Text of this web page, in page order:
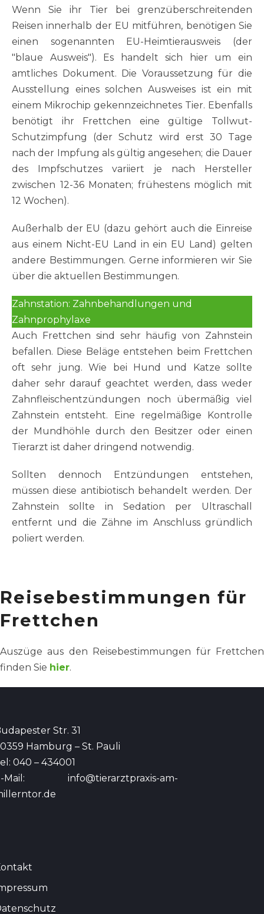
Wenn Sie ihr Tier bei grenzüberschreitenden
Reisen innerhalb der EU mitführen, benötigen Sie
einen sogenannten EU-Heimtierausweis (der
"blaue Ausweis"). Es handelt sich hier um ein
amtliches Dokument. Die Voraussetzung für die
Ausstellung eines solchen Ausweises ist ein mit
einem Mikrochip gekennzeichnetes Tier. Ebenfalls
benötigt ihr Frettchen eine gültige Tollwut-
Schutzimpfung (der Schutz wird erst 30 Tage
nach der Impfung als gültig angesehen; die Dauer
des Impfschutzes variiert je nach Hersteller
zwischen 12-36 Monaten; frühestens möglich mit
12 Wochen).
Außerhalb der EU (dazu gehört auch die Einreise
aus einem Nicht-EU Land in ein EU Land) gelten
andere Bestimmungen. Gerne informieren wir Sie
über die aktuellen Bestimmungen.
Zahnstation: Zahnbehandlungen und
Zahnprophylaxe
Auch Frettchen sind sehr häufig von Zahnstein
befallen. Diese Beläge entstehen beim Frettchen
oft sehr jung. Wie bei Hund und Katze sollte
daher sehr darauf geachtet werden, dass weder
Zahnfleischentzündungen noch übermäßig viel
Zahnstein entsteht. Eine regelmäßige Kontrolle
der Mundhöhle durch den Besitzer oder einen
Tierarzt ist daher dringend notwendig.
Sollten dennoch Entzündungen entstehen,
müssen diese antibiotisch behandelt werden. Der
Zahnstein sollte in Sedation per Ultraschall
entfernt und die Zähne im Anschluss gründlich
poliert werden.
Reisebestimmungen für
Frettchen
Auszüge aus den Reisebestimmungen für Frettchen
finden Sie hier.
Str. 31
Hamburg – St. Pauli
040 – 434001
Mail: info@tierarztpraxis-am-